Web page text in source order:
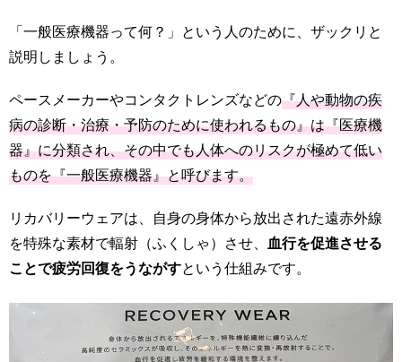
「一般医療機器って何？」という人のために、ザックリと
説明しましょう。
ペースメーカーやコンタクトレンズなどの『人や動物の疾
病の診断・治療・予防のために使われるもの』は『医療機
器』に分類され、その中でも人体へのリスクが極めて低い
ものを『一般医療機器』と呼びます。
リカバリーウェアは、自身の身体から放出された遠赤外線
を特殊な素材で輻射（ふくしゃ）させ、 血行を促進させる
ことで疲労回復をうながすという仕組みです。